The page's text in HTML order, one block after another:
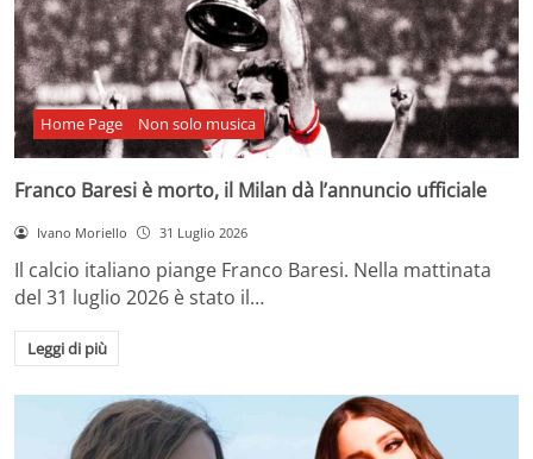
Home Page Non solo musica
Franco Baresi è morto, il Milan dà l’annuncio ufficiale
Ivano Moriello 31 Luglio 2026
Il calcio italiano piange Franco Baresi. Nella mattinata
del 31 luglio 2026 è stato il…
Leggi di più